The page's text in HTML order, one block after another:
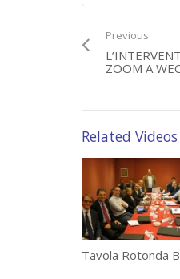
Previous
ZOOM A
Related Videos